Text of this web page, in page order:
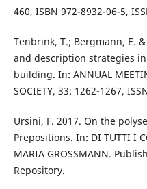
460, ISBN 972-8932-06-5,
Tenbrink, T.; Bergmann, E.
and description strategies
building. In: ANNUAL
SOCIETY, 33: 1262-1267,
Ursini, F. 2017. On the
Prepositions. In: DI TUTTI I
MARIA GROSSMANN.
Repository.